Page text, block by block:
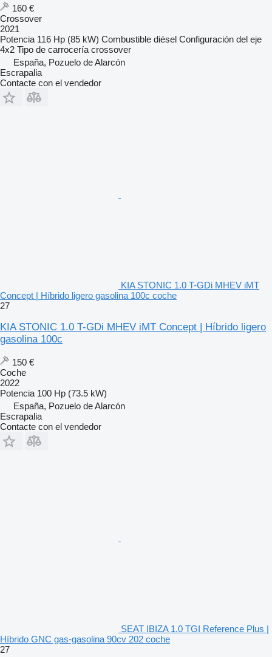
160 €
Crossover
2021
Potencia 116 Hp (85 kW) Combustible diésel Configuración del eje
4x2 Tipo de carrocería crossover
España, Pozuelo de Alarcón
Escrapalia
Contacte con el vendedor
KIA STONIC 1.0 T-GDi MHEV iMT
Concept | Híbrido ligero gasolina 100c coche
27
KIA STONIC 1.0 T-GDi MHEV iMT Concept | Híbrido ligero
gasolina 100c
150 €
Coche
2022
Potencia 100 Hp (73.5 kW)
España, Pozuelo de Alarcón
Escrapalia
Contacte con el vendedor
SEAT IBIZA 1.0 TGI Reference Plus |
Híbrido GNC gas-gasolina 90cv 202 coche
27